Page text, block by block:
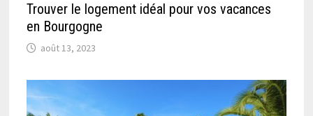
Trouver le logement idéal pour vos vacances
en Bourgogne
août 13, 2023